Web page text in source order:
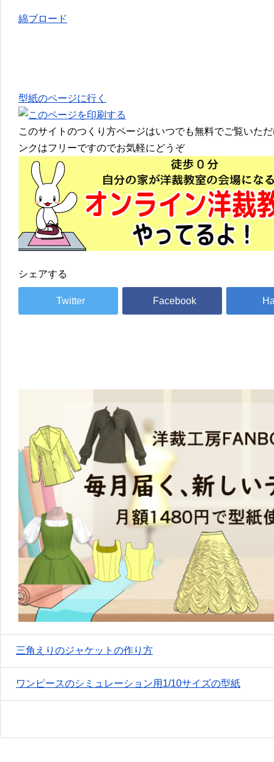
綿ブロード
型紙のページに行く
このサイトのつくり方ページはいつでも無料でご覧いた
ンクはフリーですのでお気軽にどうぞ
シェアする
三角えりのジャケットの作り方
ワンピースのシミュレーション用1/10サイズの型紙